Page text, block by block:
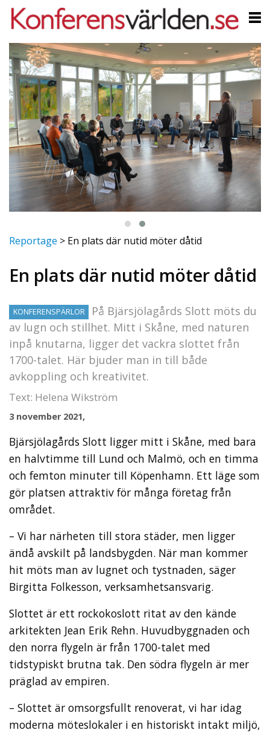
Reportage > En plats där nutid möter dåtid
En plats där nutid möter dåtid
KONFERENSPÄRLOR
På Bjärsjölagårds Slott möts du
av lugn och stillhet. Mitt i Skåne, med naturen
inpå knutarna, ligger det vackra slottet från
1700-talet. Här bjuder man in till både
avkoppling och kreativitet.
Text: Helena Wikström
3 november 2021,
Bjärsjölagårds Slott ligger mitt i Skåne, med bara
en halvtimme till Lund och Malmö, och en timma
och femton minuter till Köpenhamn. Ett läge som
gör platsen attraktiv för många företag från
området.
– Vi har närheten till stora städer, men ligger
ändå avskilt på landsbygden. När man kommer
hit möts man av lugnet och tystnaden, säger
Birgitta Folkesson, verksamhetsansvarig.
Slottet är ett rockokoslott ritat av den kände
arkitekten Jean Erik Rehn. Huvudbyggnaden och
den norra flygeln är från 1700-talet med
tidstypiskt brutna tak. Den södra flygeln är mer
präglad av empiren.
– Slottet är omsorgsfullt renoverat, vi har idag
moderna möteslokaler i en historiskt intakt miljö,